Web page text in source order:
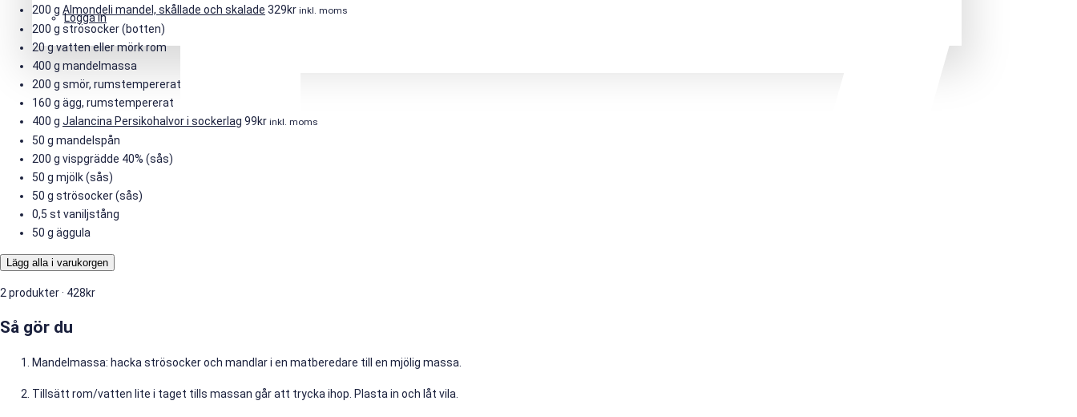
Logga in
200 g Almondeli mandel, skållade och skalade 329kr inkl. moms
200 g strösocker (botten)
20 gvatten eller mörk rom
400 g mandelmassa
200 g smör, rumstempererat
160 g ägg, rumstempererat
400 g Jalancina Persikohalvor i sockerlag 99kr inkl. moms
50 g mandelspån
200 g vispgrädde 40% (sås)
50 g mjölk (sås)
50 g strösocker (sås)
0,5 st vaniljstång
50 g äggula
Lägg alla i varukorgen
2 produkter · 428kr
Så gör du
Mandelmassa: hacka strösocker och mandlar i en matberedare till en mjölig massa.
Tillsätt rom/vatten lite i taget tills massan går att trycka ihop. Plasta in och låt vila.